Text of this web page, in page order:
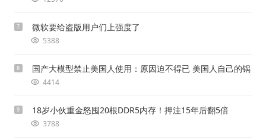
7 微软要给盗版用户们上强度了
5388
8 国产大模型禁止美国人使用：原因迫不得已 美国人自己的锅
4414
9 18岁小伙重金怒囤20根DDR5内存！押注15年后翻5倍
3788